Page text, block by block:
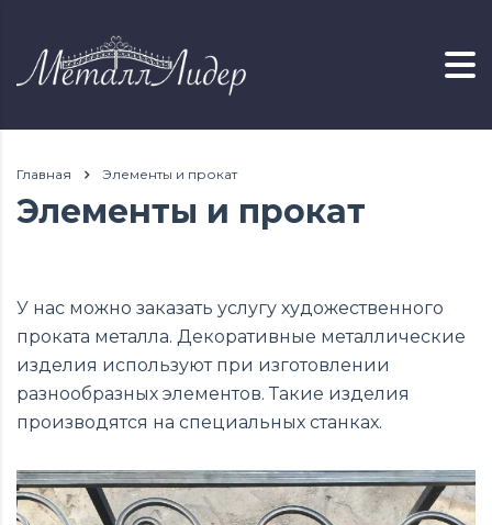
Главная Элементы и прокат
Элементы и прокат
У нас можно заказать услугу художественного
проката металла. Декоративные металлические
изделия используют при изготовлении
разнообразных элементов. Такие изделия
производятся на специальных станках.